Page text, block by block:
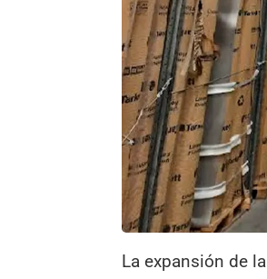
La expansión de